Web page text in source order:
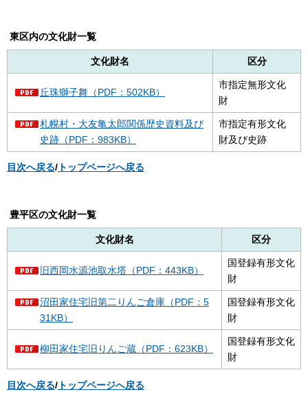
東区内の文化財一覧
文化財名 区分
丘珠獅子舞（PDF：502KB）
市指定無形文化
財
札幌村・大友亀太郎関係歴史資料及び
史跡（PDF：983KB）
市指定有形文化
財及び史跡
目次へ戻る/ トップページへ戻る
豊平区の文化財一覧
文化財名 区分
旧西岡水源池取水塔（PDF：443KB）
国登録有形文化
財
沼田家住宅旧第二りんご倉庫（PDF：5
31KB）
国登録有形文化
財
柳田家住宅旧りんご蔵（PDF：623KB）
国登録有形文化
財
目次へ戻る/ トップページへ戻る